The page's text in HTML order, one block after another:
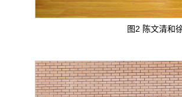
图2 陈文清和